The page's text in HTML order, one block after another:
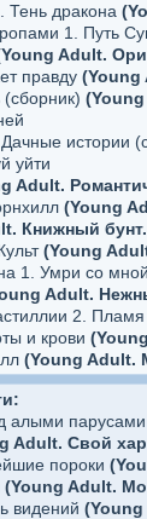
Тень дракона
1. Путь
Adult.
правду
истории
уйти
Adult.
(Young
Книжный
(Young
1. Умри со
Adult.
2.
и крови
(Young Adult.
алыми
Adult. Свой
пороки
(Young Adult.
видений